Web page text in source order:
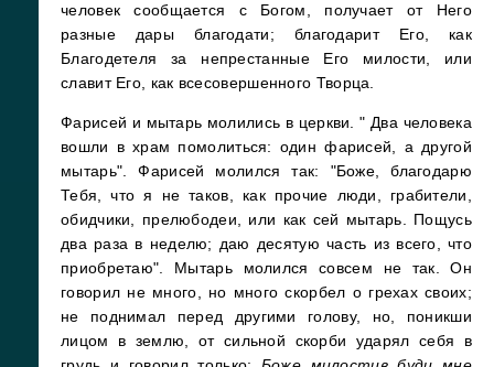
человек сообщается с Богом, получает от Него
разные дары благодати; благодарит Его, как
Благодетеля за непрестанные Его милости, или
славит Его, как всесовершенного Творца.
Фарисей и мытарь молились в церкви. " Два человека
вошли в храм помолиться: один фарисей, а другой
мытарь". Фарисей молился так: "Боже, благодарю
Тебя, что я не таков, как прочие люди, грабители,
обидчики, прелюбодеи, или как сей мытарь. Пощусь
два раза в неделю; даю десятую часть из всего, что
приобретаю". Мытарь молился совсем не так. Он
говорил не много, но много скорбел о грехах своих;
не поднимал перед другими голову, но, поникши
лицом в землю, от сильной скорби ударял себя в